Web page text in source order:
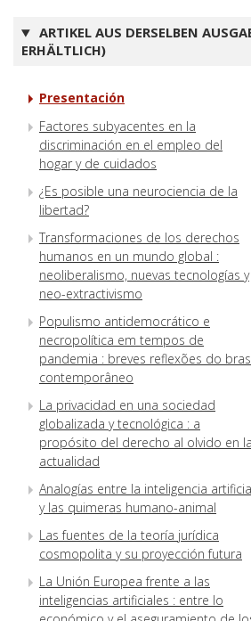
ARTIKEL AUS DERSELBEN
ERHÄLTLICH)
Presentación
Factores subyacentes en la
discriminación en el empleo del
hogar y de cuidados
¿Es posible una neurociencia de la
libertad?
Transformaciones de los derechos
humanos en un mundo global :
neoliberalismo, nuevas tecnologías y
neo-extractivismo
Populismo antidemocrático e
necropolítica em tempos de
pandemia : breves reflexões do
contemporâneo
La privacidad en una sociedad
globalizada y tecnológica : a
propósito del derecho al olvido en la
actualidad
Analogías entre la inteligencia
y las quimeras humano-animal
Las fuentes de la teoría jurídica
cosmopolita y su proyección futura
La Unión Europea frente a las
inteligencias artificiales : entre lo